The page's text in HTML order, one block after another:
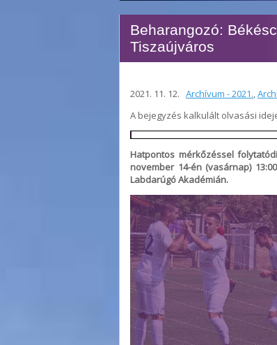
Beharangozó:
Tiszaújváros
2021. 11. 12. Archívum - 2021.,
A bejegyzés kalkulált olvasási
Hatpontos mérkőzéssel
november 14-én (vasárnap)
Labdarúgó Akadémián.